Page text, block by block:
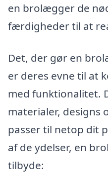
en brolægger de
færdigheder til at
Det, der gør en
er deres evne til at
med funktionalitet.
materialer, designs
passer til netop dit
af de ydelser, en
tilbyde: